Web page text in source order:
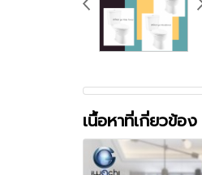
เนื้อหาที่เกี่ยวข้อง